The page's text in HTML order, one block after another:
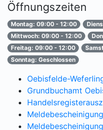
Öffnungszeiten
Montag: 09:00 - 12:00
Mittwoch: 09:00 - 12:00
Freitag: 09:00 - 12:00
Sonntag: Geschlossen
Oebisfelde-
Grundbuchamt